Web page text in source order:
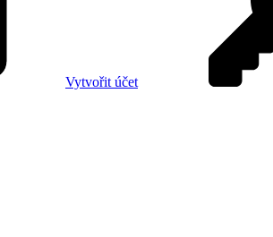
Vytvořit účet